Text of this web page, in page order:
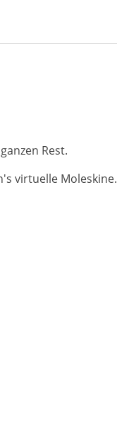
Rest.
virtuelle Moleskine.